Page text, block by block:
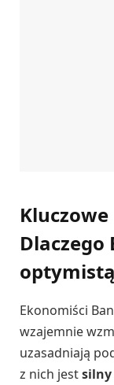
Ekonomiści
wzajemnie
uzasadniają
z nich jest